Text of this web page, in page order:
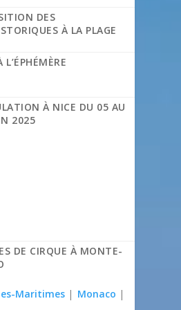
DES
À LA PLAGE
L’ÉPHÉMÈRE
À NICE DU 05 AU
2025
DE CIRQUE À MONTE-
Maritimes | Monaco |